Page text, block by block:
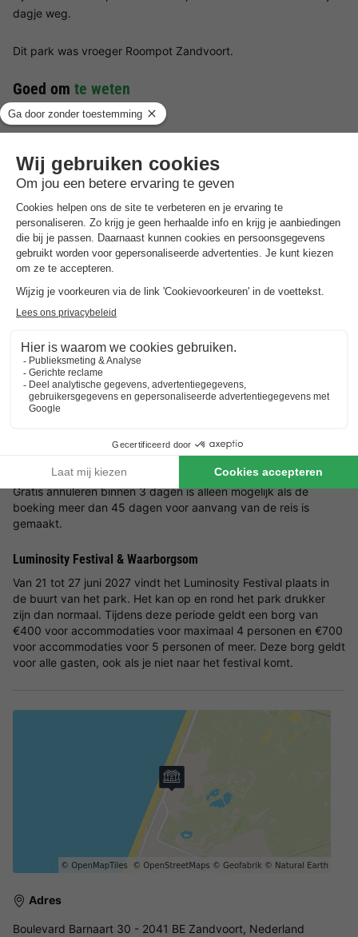
dagje weg.
Dit park was vroeger Roompot Zandvoort.
Goed om te weten
Voorkeuren
accommodatie kun je contact opnemen met de aanbieder.
Reserveren meerdere accommodaties
Reserveringen met meerdere accommodaties zijn pas
gegarandeerd wanneer u een factuur vanuit het park ontvangt.
Waarborgsom
Voor elke accommodatie wordt er een waarborgsom in
rekening gebracht. De waarborgsom kunt u vinden op de
Groepsdeposito's
Als blijkt dat het reisgezelschap geen familie vormt, wordt er
een extra borg in rekening gebracht. De extra groepsborg
wordt door de gast betaald in overeenstemming met de
Annulering
Gratis annuleren binnen 3 dagen is alleen mogelijk als de
boeking meer dan 45 dagen voor aanvang van de reis is
gemaakt.
Luminosity Festival & Waarborgsom
Van 21 tot 27 juni 2027 vindt het Luminosity Festival plaats in
de buurt van het park. Het kan op en rond het park drukker
zijn dan normaal. Tijdens deze periode geldt een borg van
€400 voor accommodaties voor maximaal 4 personen en €700
voor accommodaties voor 5 personen of meer. Deze borg geldt
voor alle gasten, ook als je niet naar het festival komt.
Adres
Boulevard Barnaart 30 - 2041 BE Zandvoort, Nederland